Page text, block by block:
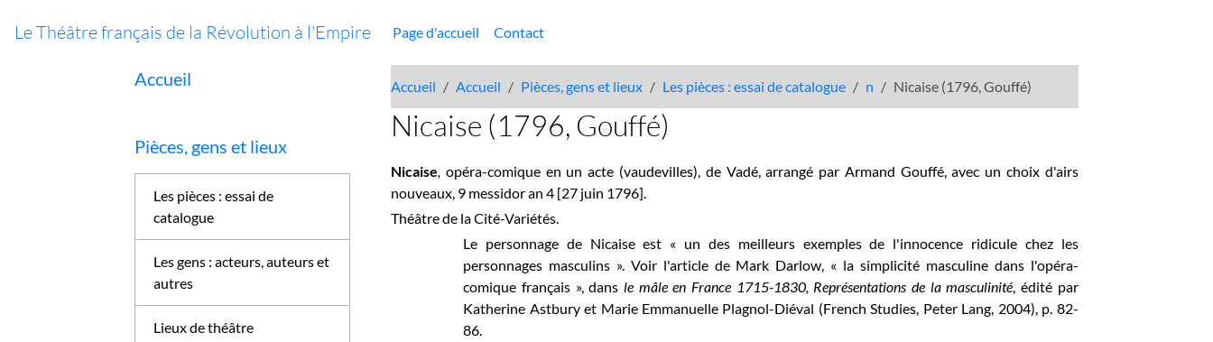
Le Théâtre français de la Révolution à l'Empire Page d'accueil Contact
Accueil Accueil Pièces, gens et lieux Les pièces : essai de catalogue n Nicaise (1796, Gouffé)
Nicaise (1796, Gouffé)
Nicaise, opéra-comique en un acte (vaudevilles), de Vadé, arrangé par Armand Gouffé, avec un choix d'airs
nouveaux, 9 messidor an 4 [27 juin 1796].
Théâtre de la Cité-Variétés.
Le personnage de Nicaise est « un des meilleurs exemples de l'innocence ridicule chez les
personnages masculins ». Voir l'article de Mark Darlow, « la simplicité masculine dans l'opéra-
comique français », dans le mâle en France 1715-1830, Représentations de la masculinité, édité par
Katherine Astbury et Marie Emmanuelle Plagnol-Diéval (French Studies, Peter Lang, 2004), p. 82-
86.
Accueil
Pièces, gens et lieux
Les pièces : essai de
catalogue
Les gens : acteurs, auteurs et
autres
Lieux de théâtre